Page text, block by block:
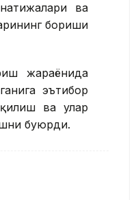
ва
бориши
жараёнида
эътибор
ва улар
буюрди.